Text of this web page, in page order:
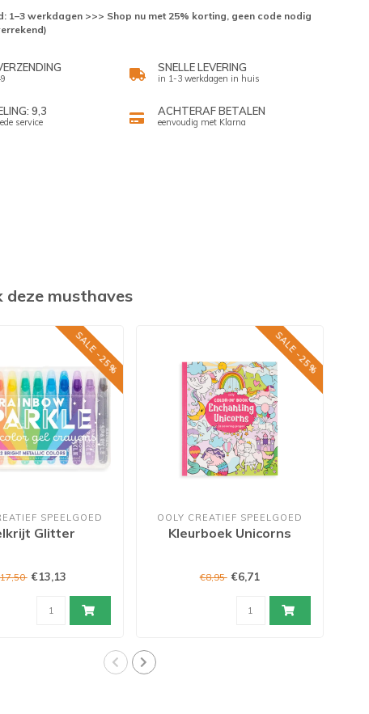
1–3 werkdagen >>> Shop nu met 25% korting, geen code nodig
SNELLE LEVERING
in 1-3 werkdagen in huis
9,3
service
ACHTERAF BETALEN
eenvoudig met Klarna
deze musthaves
SALE -25%
SPEELGOED
Glitter
€13,13
SALE -25%
OOLY CREATIEF SPEELGOED
Kleurboek Unicorns
€8,95 €6,71